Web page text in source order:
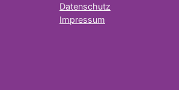
Datenschutz
Impressum